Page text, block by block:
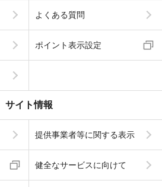
よくある質問
ポイント表示設定
サイト情報
提供事業者等に関する表示
健全なサービスに向けて